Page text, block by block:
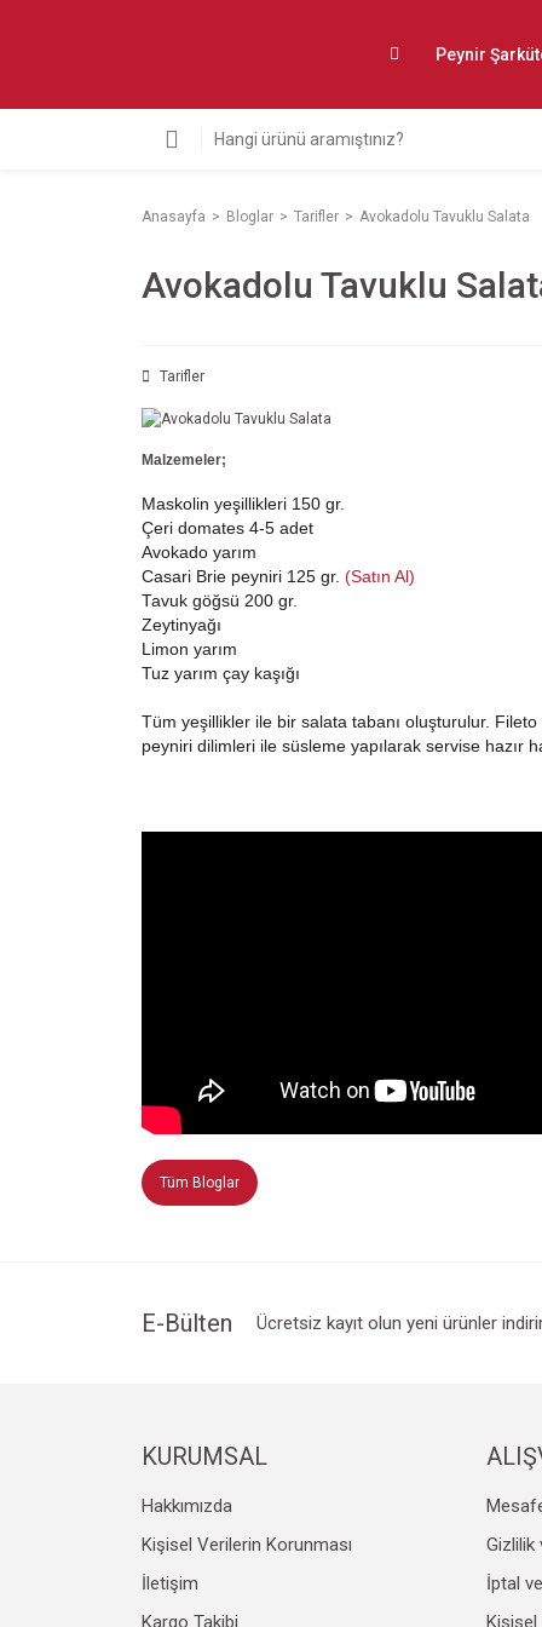
Peynir
Anasayfa Bloglar Tarifler Avokadolu Tavuklu Salata
Avokadolu Tavuklu
Tarifler
Malzemeler;
Maskolin yeşillikleri 150 gr.
Çeri domates 4-5 adet
Avokado yarım
Casari Brie peyniri 125 gr. (Satın Al)
Tavuk göğsü 200 gr.
Zeytinyağı
Limon yarım
Tuz yarım çay kaşığı
Tüm yeşillikler ile bir salata tabanı oluşturulur. Fileto
peyniri dilimleri ile süsleme yapılarak servise
Tüm Bloglar
E-Bülten Ücretsiz kayıt olun yeni ürünler
KURUMSAL
Hakkımızda
Kişisel Verilerin Korunması
İletişim
Kargo Takibi
Gizlilik
İptal
Kişisel